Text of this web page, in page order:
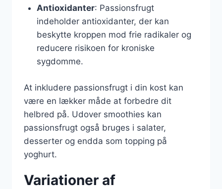
Antioxidanter: Passionsfrugt
indeholder antioxidanter, der kan
beskytte kroppen mod frie radikaler og
reducere risikoen for kroniske
sygdomme.
At inkludere passionsfrugt i din kost kan
være en lækker måde at forbedre dit
helbred på. Udover smoothies kan
passionsfrugt også bruges i salater,
desserter og endda som topping på
yoghurt.
Variationer af